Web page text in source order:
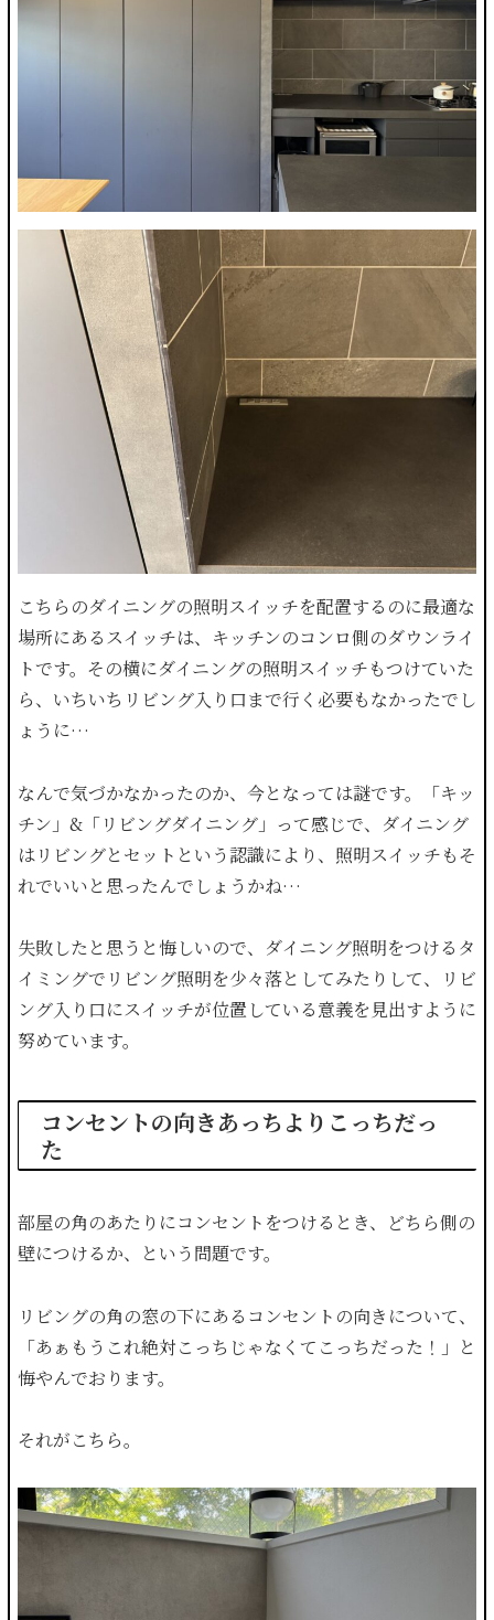
こちらのダイニングの照明スイッチを配置するのに最適な
場所にあるスイッチは、キッチンのコンロ側のダウンライ
トです。その横にダイニングの照明スイッチもつけていた
ら、いちいちリビング入り口まで行く必要もなかったでし
ょうに…
なんで気づかなかったのか、今となっては謎です。「キッ
チン」&「リビングダイニング」って感じで、ダイニング
はリビングとセットという認識により、照明スイッチもそ
れでいいと思ったんでしょうかね…
失敗したと思うと悔しいので、ダイニング照明をつけるタ
イミングでリビング照明を少々落としてみたりして、リビ
ング入り口にスイッチが位置している意義を見出すように
努めています。
コンセントの向きあっちよりこっちだっ
た
部屋の角のあたりにコンセントをつけるとき、どちら側の
壁につけるか、という問題です。
リビングの角の窓の下にあるコンセントの向きについて、
「あぁもうこれ絶対こっちじゃなくてこっちだった！」と
悔やんでおります。
それがこちら。